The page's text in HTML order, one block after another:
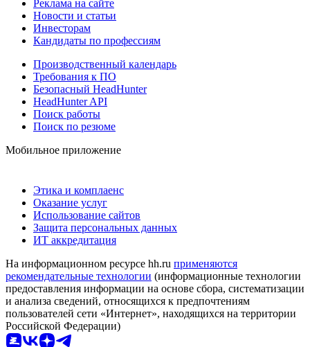
Реклама на сайте
Новости и статьи
Инвесторам
Кандидаты по профессиям
Производственный календарь
Требования к ПО
Безопасный HeadHunter
HeadHunter API
Поиск работы
Поиск по резюме
Мобильное приложение
Этика и комплаенс
Оказание услуг
Использование сайтов
Защита персональных данных
ИТ аккредитация
На информационном ресурсе hh.ru применяются
рекомендательные технологии (информационные технологии
предоставления информации на основе сбора, систематизации
и анализа сведений, относящихся к предпочтениям
пользователей сети «Интернет», находящихся на территории
Российской Федерации)